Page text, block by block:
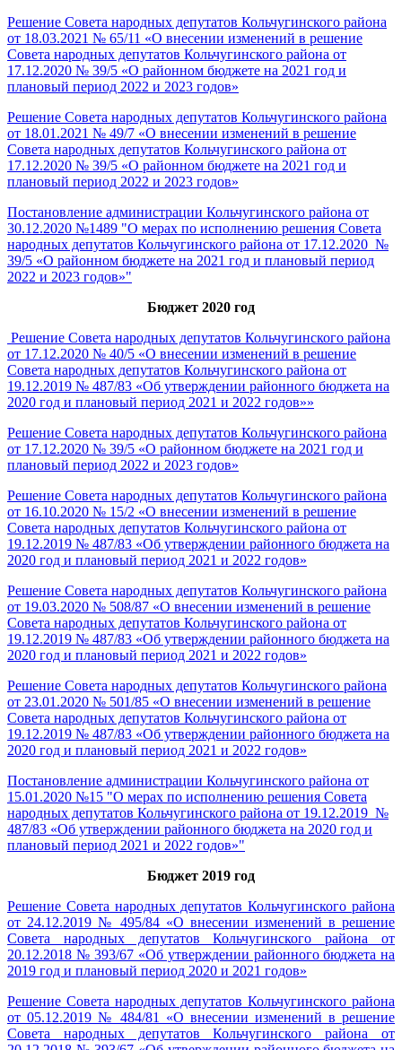
Решение Совета народных депутатов Кольчугинского района
от 18.03.2021 № 65/11 «О внесении изменений в решение
Совета народных депутатов Кольчугинского района от
17.12.2020 № 39/5 «О районном бюджете на 2021 год и
плановый период 2022 и 2023 годов»
Решение Совета народных депутатов Кольчугинского района
от 18.01.2021 № 49/7 «О внесении изменений в решение
Совета народных депутатов Кольчугинского района от
17.12.2020 № 39/5 «О районном бюджете на 2021 год и
плановый период 2022 и 2023 годов»
Постановление администрации Кольчугинского района от
30.12.2020 №1489 "О мерах по исполнению решения Совета
народных депутатов Кольчугинского района от 17.12.2020 №
39/5 «О районном бюджете на 2021 год и плановый период
2022 и 2023 годов»"
Бюджет 2020 год
Решение Совета народных депутатов Кольчугинского района
от 17.12.2020 № 40/5 «О внесении изменений в решение
Совета народных депутатов Кольчугинского района от
19.12.2019 № 487/83 «Об утверждении районного бюджета на
2020 год и плановый период 2021 и 2022 годов»»
Решение Совета народных депутатов Кольчугинского района
от 17.12.2020 № 39/5 «О районном бюджете на 2021 год и
плановый период 2022 и 2023 годов»
Решение Совета народных депутатов Кольчугинского района
от 16.10.2020 № 15/2 «О внесении изменений в решение
Совета народных депутатов Кольчугинского района от
19.12.2019 № 487/83 «Об утверждении районного бюджета на
2020 год и плановый период 2021 и 2022 годов»
Решение Совета народных депутатов Кольчугинского района
от 19.03.2020 № 508/87 «О внесении изменений в решение
Совета народных депутатов Кольчугинского района от
19.12.2019 № 487/83 «Об утверждении районного бюджета на
2020 год и плановый период 2021 и 2022 годов»
Решение Совета народных депутатов Кольчугинского района
от 23.01.2020 № 501/85 «О внесении изменений в решение
Совета народных депутатов Кольчугинского района от
19.12.2019 № 487/83 «Об утверждении районного бюджета на
2020 год и плановый период 2021 и 2022 годов»
Постановление администрации Кольчугинского района от
15.01.2020 №15 "О мерах по исполнению решения Совета
народных депутатов Кольчугинского района от 19.12.2019 №
487/83 «Об утверждении районного бюджета на 2020 год и
плановый период 2021 и 2022 годов»"
Бюджет 2019 год
Решение Совета народных депутатов Кольчугинского района
от 24.12.2019 № 495/84 «О внесении изменений в решение
Совета народных депутатов Кольчугинского района от
20.12.2018 № 393/67 «Об утверждении районного бюджета на
2019 год и плановый период 2020 и 2021 годов»
Решение Совета народных депутатов Кольчугинского района
от 05.12.2019 № 484/81 «О внесении изменений в решение
Совета народных депутатов Кольчугинского района от